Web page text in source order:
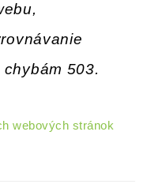
503.
webových stránok